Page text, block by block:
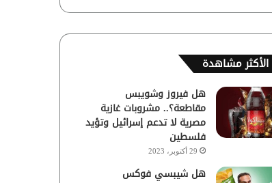
الأكثر مشاهدة
هل فيروز وشويبس
مقاطعة؟.. مشروبات غازية
مصرية لا تدعم إسرائيل وتؤيد
فلسطين
29 أكتوبر، 2023
هل شيبسي فوكس